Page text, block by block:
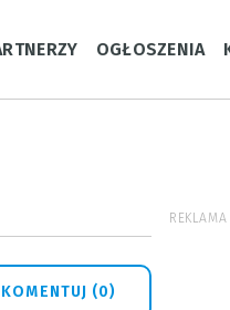
OGŁOSZENIA
KOMENTUJ (0)
REKLAMA